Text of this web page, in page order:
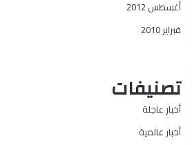
أغسطس 2012
فبراير 2010
تصنيفات
أخبار عاجلة
أخبار عالمية